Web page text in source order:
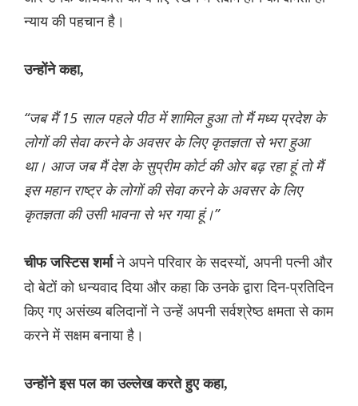
न्याय की पहचान है।
उन्होंने कहा,
“जब मैं 15 साल पहले पीठ में शामिल हुआ तो मैं मध्य प्रदेश के
लोगों की सेवा करने के अवसर के लिए कृतज्ञता से भरा हुआ
था। आज जब मैं देश के सुप्रीम कोर्ट की ओर बढ़ रहा हूं तो मैं
इस महान राष्ट्र के लोगों की सेवा करने के अवसर के लिए
कृतज्ञता की उसी भावना से भर गया हूं।”
चीफ जस्टिस शर्माने अपने परिवार के सदस्यों, अपनी पत्नी और
दो बेटों को धन्यवाद दिया और कहा कि उनके द्वारा दिन-प्रतिदिन
किए गए असंख्य बलिदानों ने उन्हें अपनी सर्वश्रेष्ठ क्षमता से काम
करने में सक्षम बनाया है।
उन्होंने इस पल का उल्लेख करते हुए कहा,